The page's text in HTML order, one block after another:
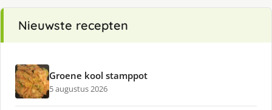
Nieuwste recepten
Groene kool stamppot
5 augustus 2026